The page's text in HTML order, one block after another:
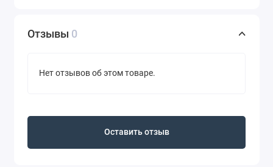
Отзывы 0
Нет отзывов об этом товаре.
Оставить отзыв